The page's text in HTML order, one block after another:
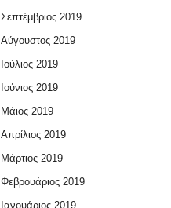
Σεπτέμβριος 2019
Αύγουστος 2019
Ιούλιος 2019
Ιούνιος 2019
Μάιος 2019
Απρίλιος 2019
Μάρτιος 2019
Φεβρουάριος 2019
Ιανουάριος 2019